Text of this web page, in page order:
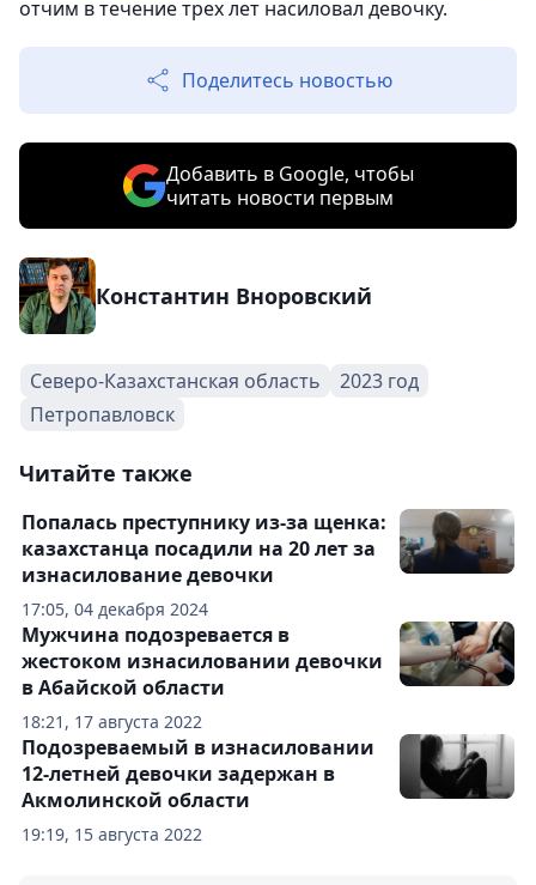
отчим в течение трех лет насиловал девочку.
Поделитесь новостью
Добавить в Google, чтобы
читать новости первым
Константин Вноровский
Северо-Казахстанская область
2023 год
Петропавловск
Читайте также
17:05, 04 декабря 2024
Попалась преступнику из-за щенка:
казахстанца посадили на 20 лет за
изнасилование девочки
18:21, 17 августа 2022
Мужчина подозревается в
жестоком изнасиловании девочки
в Абайской области
19:19, 15 августа 2022
Подозреваемый в изнасиловании
12-летней девочки задержан в
Акмолинской области